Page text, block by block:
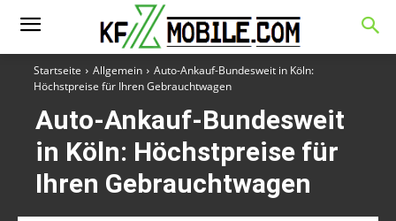
Startseite Allgemein
Auto-Ankauf-Bundesweit in Köln:
Höchstpreise für Ihren Gebrauchtwagen
Auto-Ankauf-Bundesweit
in Köln: Höchstpreise für
Ihren Gebrauchtwagen